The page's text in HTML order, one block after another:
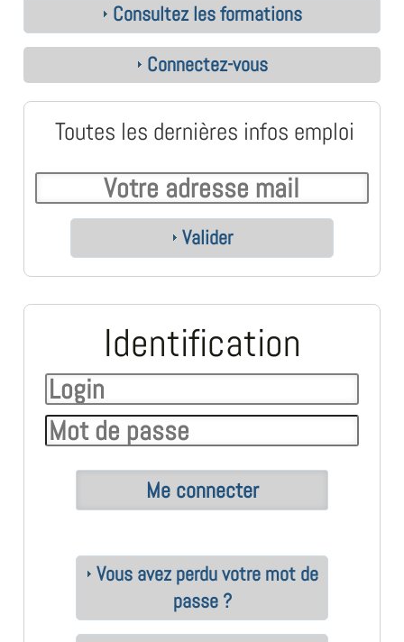
Consultez les formations
Connectez-vous
Toutes les dernières infos emploi
Valider
Identification
Vous avez perdu votre mot de
passe ?